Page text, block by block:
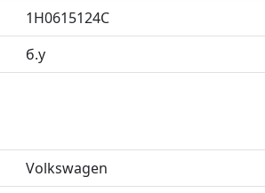
1H0615124C
б.у
Volkswagen